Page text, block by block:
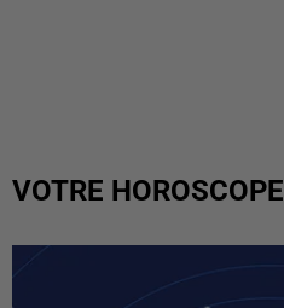
VOTRE HOROSCOPE